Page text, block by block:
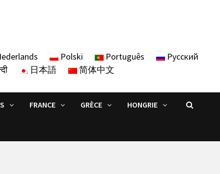
Polski Português
Русский
日本語 简体中文
FRANCE GRÈCE HONGRIE